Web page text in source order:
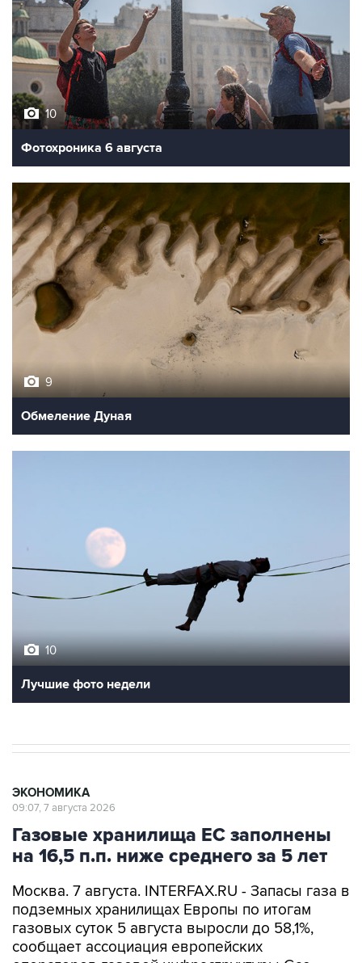
10
Фотохроника 6 августа
9
Обмеление Дуная
10
Лучшие фото недели
ЭКОНОМИКА
09:07, 7 августа 2026
Газовые хранилища ЕС заполнены
на 16,5 п.п. ниже среднего за 5 лет
Москва. 7 августа. INTERFAX.RU - Запасы газа в
подземных хранилищах Европы по итогам
газовых суток 5 августа выросли до 58,1%,
сообщает ассоциация европейских